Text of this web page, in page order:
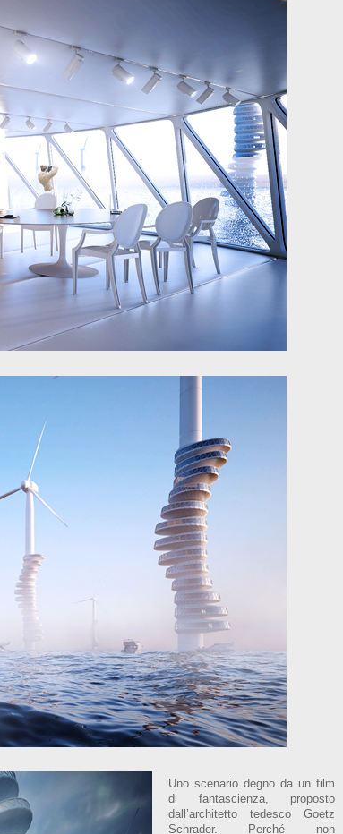
Uno scenario degno da un film
di fantascienza, proposto
dall’architetto tedesco Goetz
Schrader. Perché non